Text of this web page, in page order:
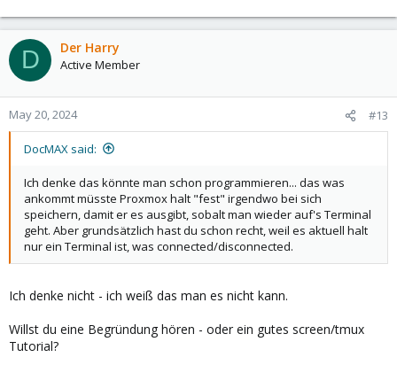
D Der Harry
Active Member
May 20, 2024 #13
DocMAX said:
Ich denke das könnte man schon programmieren... das was
ankommt müsste Proxmox halt "fest" irgendwo bei sich
speichern, damit er es ausgibt, sobalt man wieder auf's Terminal
geht. Aber grundsätzlich hast du schon recht, weil es aktuell halt
nur ein Terminal ist, was connected/disconnected.
Ich denke nicht - ich weiß das man es nicht kann.
Willst du eine Begründung hören - oder ein gutes screen/tmux
Tutorial?